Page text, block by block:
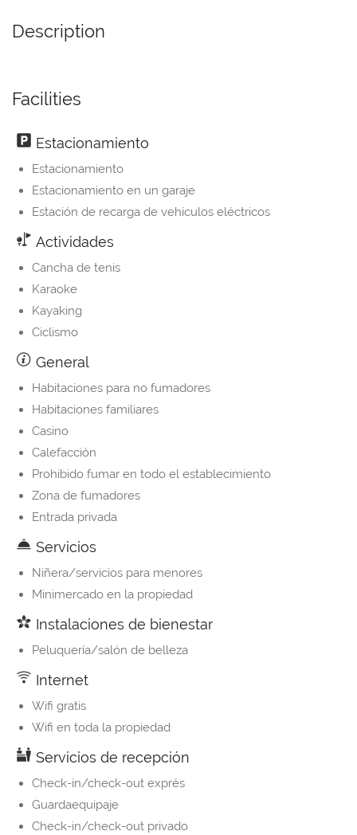
Description
Facilities
Estacionamiento
Estacionamiento
Estacionamiento en un garaje
Estación de recarga de vehículos eléctricos
Actividades
Cancha de tenis
Karaoke
Kayaking
Ciclismo
General
Habitaciones para no fumadores
Habitaciones familiares
Casino
Calefacción
Prohibido fumar en todo el establecimiento
Zona de fumadores
Entrada privada
Servicios
Niñera/servicios para menores
Minimercado en la propiedad
Instalaciones de bienestar
Peluquería/salón de belleza
Internet
Wifi gratis
Wifi en toda la propiedad
Servicios de recepción
Check-in/check-out exprés
Guardaequipaje
Check-in/check-out privado